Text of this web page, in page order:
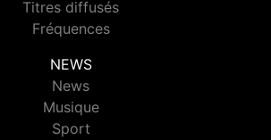
Titres diffusés
Fréquences
NEWS
News
Musique
Sport